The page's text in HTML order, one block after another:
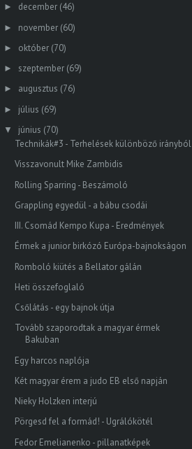
► december (46)
► november (60)
► október (70)
► szeptember (69)
► augusztus (76)
► július (69)
▼ június (70)
Technikák#3 - Terhelések különböző irányból
Visszavonult Mike Zambidis
Rolling Sparring - Beszámoló
Grappling egyedül - a bábu csodái
III. Csomád Kempo Kupa - Eredmények
Érmek a junior birkózó Európa-bajnokságon
Romboló kiütés a Bellator gálán
Heti összefoglaló
Csőlátás - egy bajnok útja
Tovább szaporodtak a magyar érmek
Bakuban
Egy harcos naplója
Két magyar érem a judo EB első napján
Nieky Holzken interjú
Pörgesd fel a formád! - Ugrálókötél
Fedor Emelianenko - pillanatképek